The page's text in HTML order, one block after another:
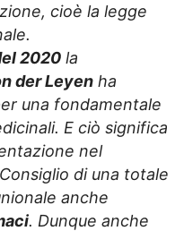
cioè la legge
2020 la
der Leyen ha
una fondamentale
E ciò significa
nel
di una totale
anche
. Dunque anche